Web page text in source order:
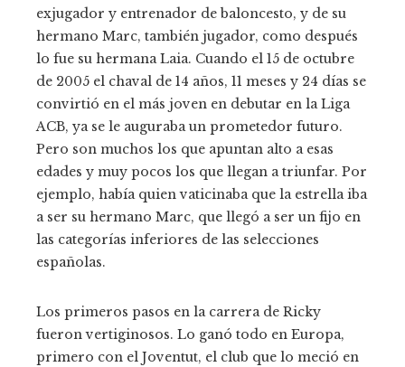
exjugador y entrenador de baloncesto, y de su
hermano Marc, también jugador, como después
lo fue su hermana Laia. Cuando el 15 de octubre
de 2005 el chaval de 14 años, 11 meses y 24 días se
convirtió en el más joven en debutar en la Liga
ACB, ya se le auguraba un prometedor futuro.
Pero son muchos los que apuntan alto a esas
edades y muy pocos los que llegan a triunfar. Por
ejemplo, había quien vaticinaba que la estrella iba
a ser su hermano Marc, que llegó a ser un fijo en
las categorías inferiores de las selecciones
españolas.
Los primeros pasos en la carrera de Ricky
fueron vertiginosos. Lo ganó todo en Europa,
primero con el Joventut, el club que lo meció en